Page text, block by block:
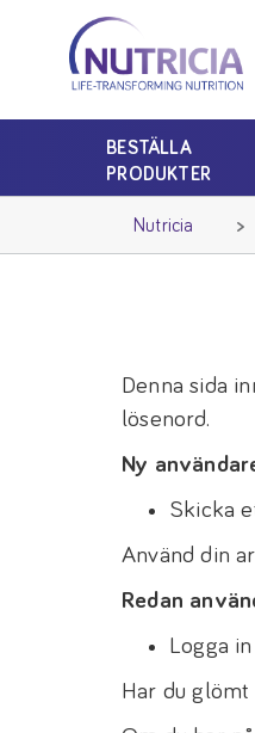
Nutricia
Nutricia
BESTÄLLA
PRODUKTER
Nutricia
Denna sida
lösenord.
Ny
Skicka
Använd din
Redan
Logga
Har du